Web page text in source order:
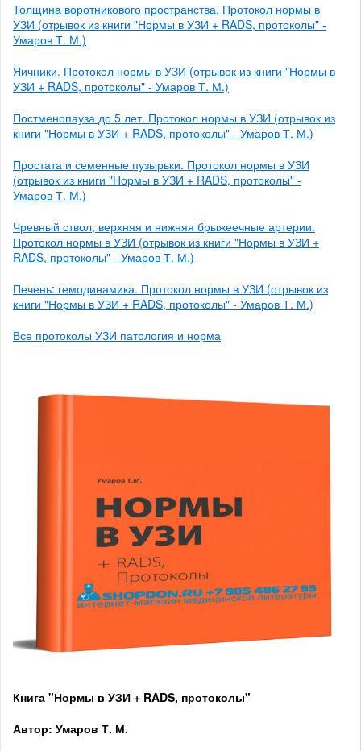
Толщина воротникового пространства. Протокол нормы в
УЗИ (отрывок из книги "Нормы в УЗИ + RADS, протоколы" -
Умаров Т. М.)
Яичники. Протокол нормы в УЗИ (отрывок из книги "Нормы в
УЗИ + RADS, протоколы" - Умаров Т. М.)
Постменопауза до 5 лет. Протокол нормы в УЗИ (отрывок из
книги "Нормы в УЗИ + RADS, протоколы" - Умаров Т. М.)
Простата и семенные пузырьки. Протокол нормы в УЗИ
(отрывок из книги "Нормы в УЗИ + RADS, протоколы" -
Умаров Т. М.)
Чревный ствол, верхняя и нижняя брыжеечные артерии.
Протокол нормы в УЗИ (отрывок из книги "Нормы в УЗИ +
RADS, протоколы" - Умаров Т. М.)
Печень: гемодинамика. Протокол нормы в УЗИ (отрывок из
книги "Нормы в УЗИ + RADS, протоколы" - Умаров Т. М.)
Все протоколы УЗИ патология и норма
Книга "Нормы в УЗИ + RADS, протоколы"
Автор: Умаров Т. М.